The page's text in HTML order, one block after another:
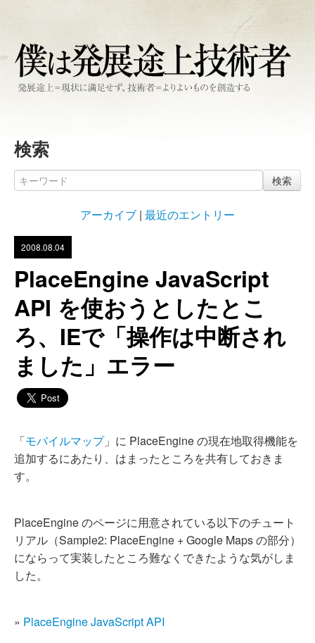
検索
検索
アーカイブ | 最近のエントリー
2008.08.04
PlaceEngine JavaScript
API を使おうとしたとこ
ろ、IEで「操作は中断され
ました」エラー
「モバイルマップ」に PlaceEngine の現在地取得機能を
追加するにあたり、はまったところを共有しておきま
す。
PlaceEngine のページに用意されている以下のチュート
リアル（Sample2: PlaceEngine + Google Maps の部分）
にならって実装したところ難なくできたような気がしま
した。
» PlaceEngine JavaScript API